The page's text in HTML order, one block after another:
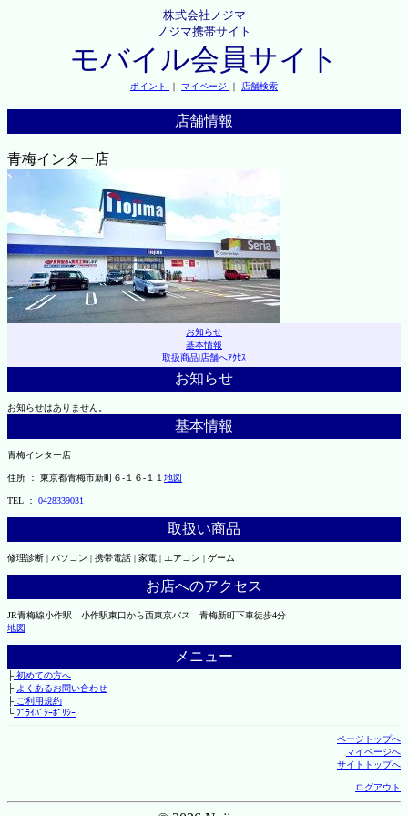
株式会社ノジマ
ノジマ携帯サイト
モバイル会員サイト
ポイント ｜ マイページ ｜ 店舗検索
店舗情報
青梅インター店
お知らせ
基本情報
取扱商品|店舗へｱｸｾｽ
お知らせ
お知らせはありません。
基本情報
青梅インター店
住所 ： 東京都青梅市新町６-１６-１１ 地図
TEL ： 0428339031
取扱い商品
修理診断 | パソコン | 携帯電話 | 家電 | エアコン | ゲーム
お店へのアクセス
JR青梅線小作駅 小作駅東口から西東京バス 青梅新町下車徒歩4分
地図
メニュー
├初めての方へ
├ よくあるお問い合わせ
├ご利用規約
└ﾌﾟﾗｲﾊﾞｼｰﾎﾟﾘｼｰ
ページトップへ
マイページへ
サイトトップへ
ログアウト